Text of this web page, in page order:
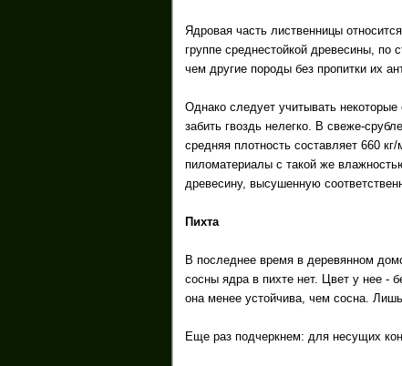
Ядровая часть лиственницы
группе среднестойкой древесины, по
чем другие породы без пропитки их
Однако следует учитывать
забить гвоздь нелегко. В свеже-
средняя плотность составляет 660
пиломатериалы с такой же
древесину, высушенную
Пихта
В последнее время в деревянном
сосны ядра в пихте нет. Цвет у нее -
она менее устойчива, чем сосна.
Еще раз подчеркнем: для несущих